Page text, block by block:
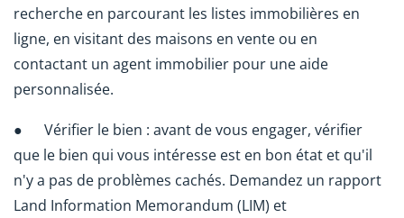
recherche en parcourant les listes immobilières en
ligne, en visitant des maisons en vente ou en
contactant un agent immobilier pour une aide
personnalisée.
● Vérifier le bien : avant de vous engager, vérifier
que le bien qui vous intéresse est en bon état et qu'il
n'y a pas de problèmes cachés. Demandez un rapport
Land Information Memorandum (LIM) et